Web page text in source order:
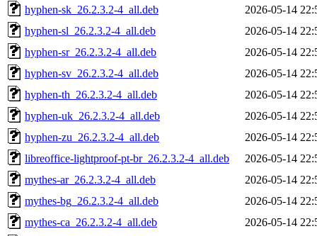
hyphen-sk_26.2.3.2-4_all.deb
2026-05-14
hyphen-sl_26.2.3.2-4_all.deb
2026-05-14
hyphen-sr_26.2.3.2-4_all.deb
2026-05-14
hyphen-sv_26.2.3.2-4_all.deb
2026-05-14
hyphen-th_26.2.3.2-4_all.deb
2026-05-14
hyphen-uk_26.2.3.2-4_all.deb
2026-05-14
hyphen-zu_26.2.3.2-4_all.deb
2026-05-14
libreoffice-lightproof-pt-br_26.2.3.2-4_all.deb
2026-05-14
mythes-ar_26.2.3.2-4_all.deb
2026-05-14
mythes-bg_26.2.3.2-4_all.deb
2026-05-14
mythes-ca_26.2.3.2-4_all.deb
2026-05-14